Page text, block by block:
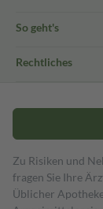
So geht's
Rechtliches
Zu Risiken und
fragen Sie Ihre
Üblicher